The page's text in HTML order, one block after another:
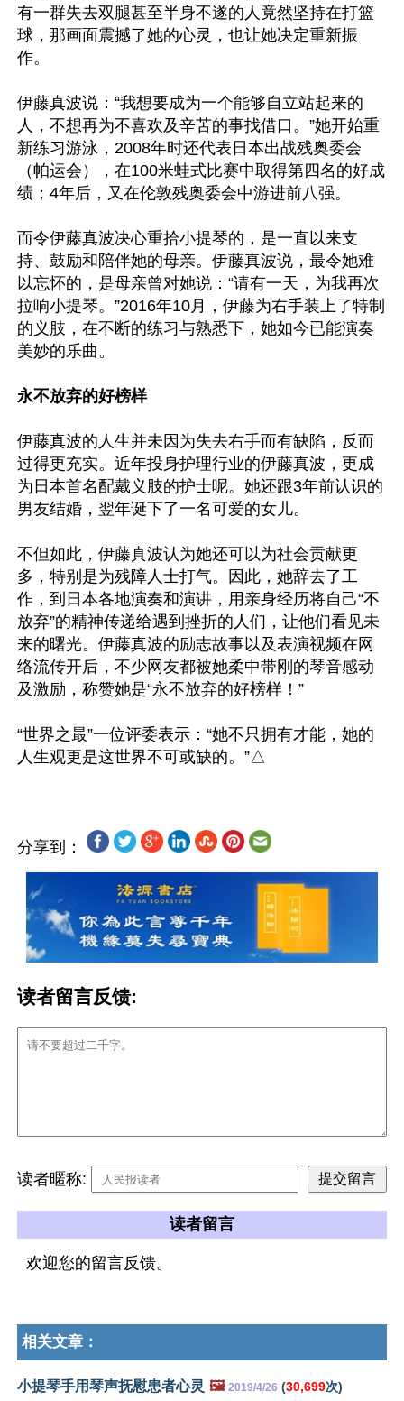
有一群失去双腿甚至半身不遂的人竟然坚持在打篮
球，那画面震撼了她的心灵，也让她决定重新振
作。
伊藤真波说：“我想要成为一个能够自立站起来的
人，不想再为不喜欢及辛苦的事找借口。”她开始重
新练习游泳，2008年时还代表日本出战残奥委会
（帕运会），在100米蛙式比赛中取得第四名的好成
绩；4年后，又在伦敦残奥委会中游进前八强。
而令伊藤真波决心重拾小提琴的，是一直以来支
持、鼓励和陪伴她的母亲。伊藤真波说，最令她难
以忘怀的，是母亲曾对她说：“请有一天，为我再次
拉响小提琴。”2016年10月，伊藤为右手装上了特制
的义肢，在不断的练习与熟悉下，她如今已能演奏
美妙的乐曲。
永不放弃的好榜样
伊藤真波的人生并未因为失去右手而有缺陷，反而
过得更充实。近年投身护理行业的伊藤真波，更成
为日本首名配戴义肢的护士呢。她还跟3年前认识的
男友结婚，翌年诞下了一名可爱的女儿。
不但如此，伊藤真波认为她还可以为社会贡献更
多，特别是为残障人士打气。因此，她辞去了工
作，到日本各地演奏和演讲，用亲身经历将自己“不
放弃”的精神传递给遇到挫折的人们，让他们看见未
来的曙光。伊藤真波的励志故事以及表演视频在网
络流传开后，不少网友都被她柔中带刚的琴音感动
及激励，称赞她是“永不放弃的好榜样！”
“世界之最”一位评委表示：“她不只拥有才能，她的
分享到：
读者留言反馈:
读者暱称:
读者留言
欢迎您的留言反馈。
相关文章：
小提琴手用琴声抚慰患者心灵 🖼️ 2019/4/26 (30,699次)